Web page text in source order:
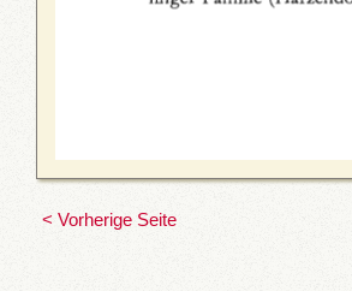
< Vorherige Seite